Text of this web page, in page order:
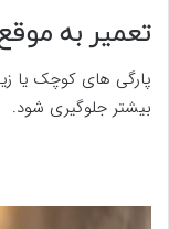
تعمیر به
پارگی های کوچک یا
بیشتر جلوگیری شود.